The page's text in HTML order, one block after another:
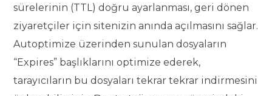
sürelerinin (TTL) doğru ayarlanması, geri dönen
ziyaretçiler için sitenizin anında açılmasını sağlar.
Autoptimize üzerinden sunulan dosyaların
“Expires” başlıklarını optimize ederek,
tarayıcıların bu dosyaları tekrar tekrar indirmesini